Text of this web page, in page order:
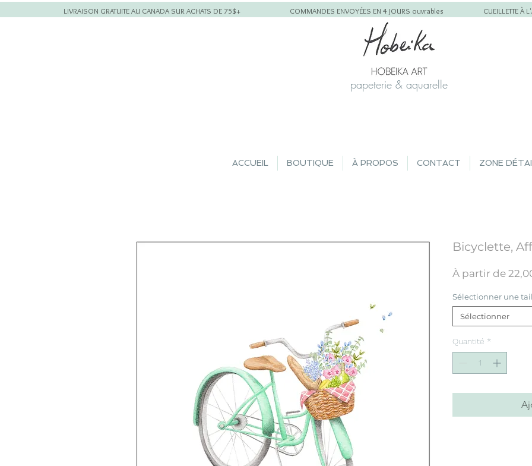
LIVRAISON GRATUITE AU CANADA SUR ACHATS DE 75$+ COMMANDES ENVOYÉES EN 4 JOURS ouvrables CUEILLETTE À
papeterie & aquarelle
ACCUEIL BOUTIQUE À PROPOS CONTACT ZONE
Bicyclette,
À partir de
Sélectionner une
Sélectionner
Quantité *